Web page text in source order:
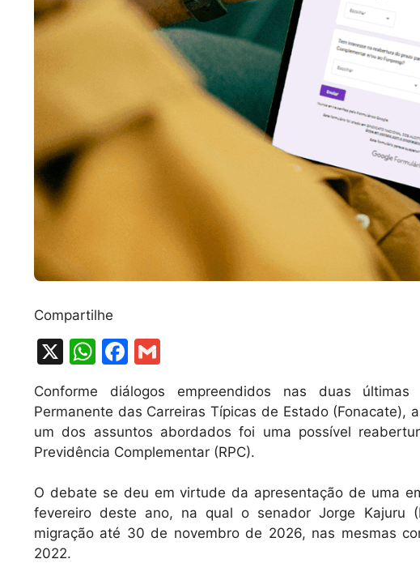
Compartilhe
X
W
at
s
A
p
p
F
a
c
e
b
o
o
k
ai
l
Conforme diálogos empreendidos nas duas
Permanente das Carreiras Típicas de Estado (Fonacate),
um dos assuntos abordados foi uma possível
Previdência Complementar (RPC).
O debate se deu em virtude da apresentação de uma
fevereiro deste ano, na qual o senador Jorge Kajuru
migração até 30 de novembro de 2026, nas mesmas
2022.